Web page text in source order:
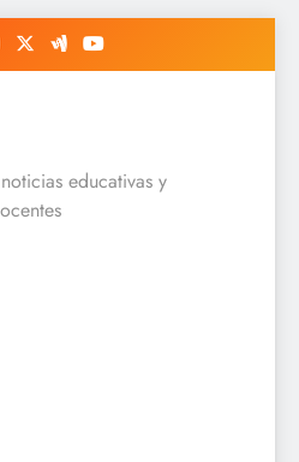
educativas y